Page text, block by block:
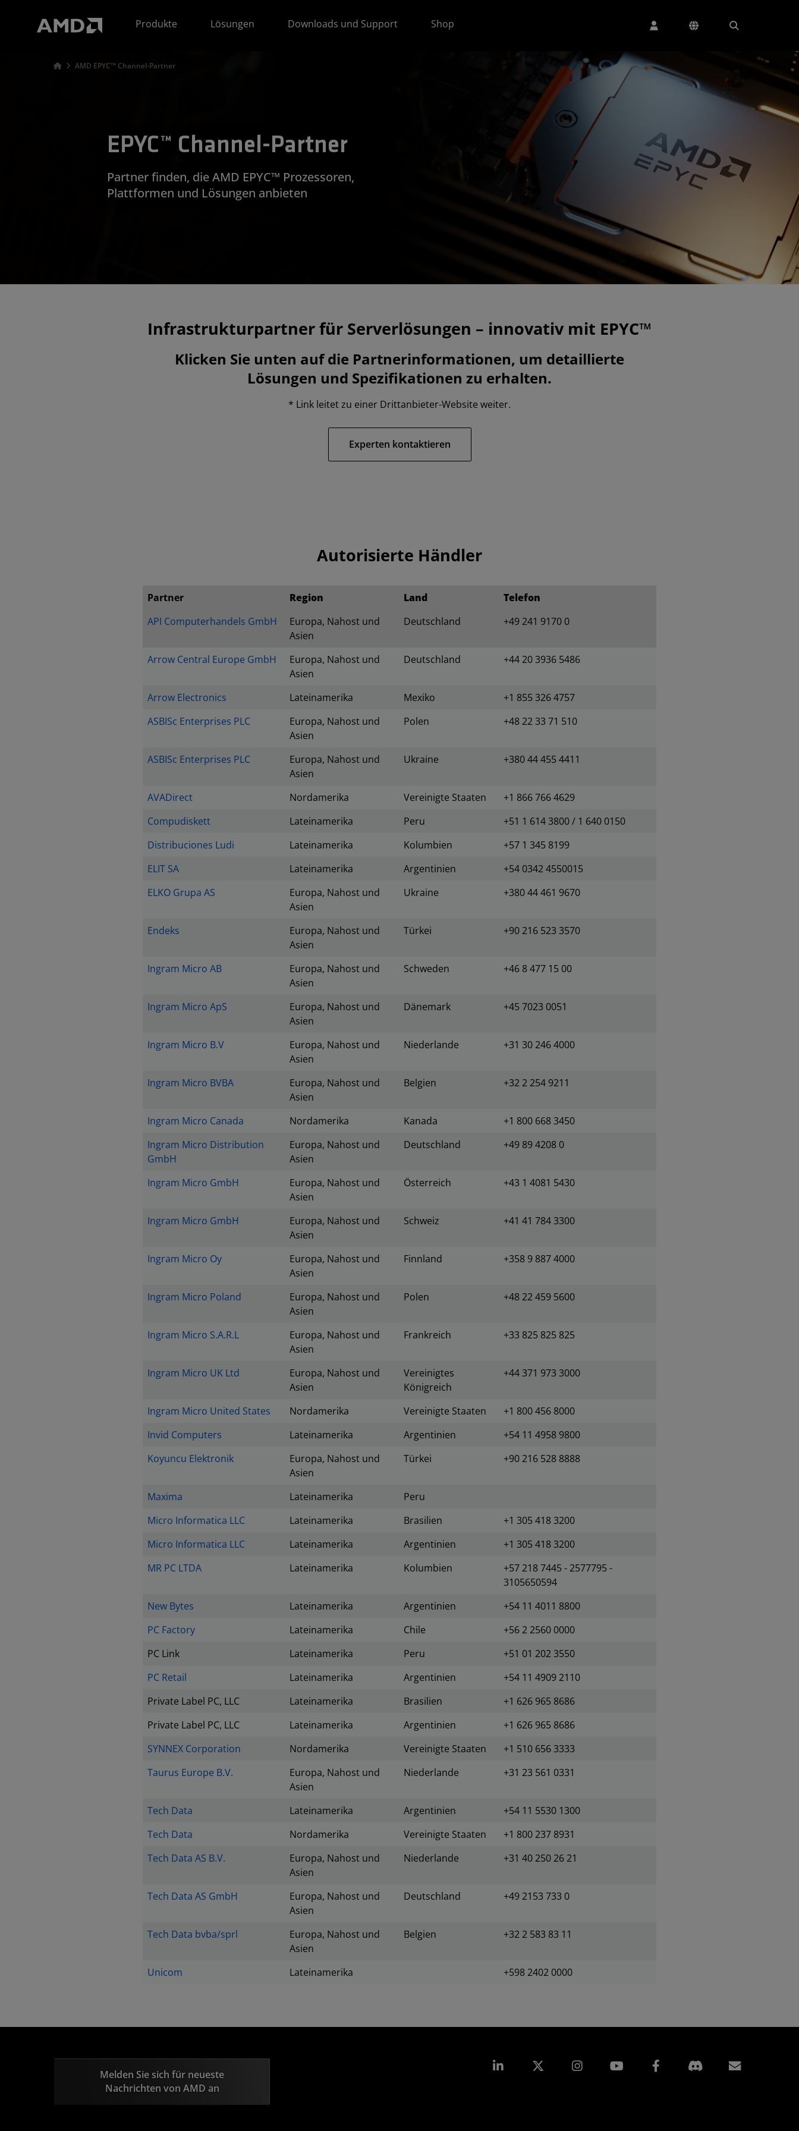
Produkte
Lösungen Downloads und Support Shop
AMD EPYC™ Channel-Partner
EPYC™ Channel-Partner
Partner finden, die AMD EPYC™ Prozessoren,
Plattformen und Lösungen anbieten
Infrastrukturpartner für Serverlösungen – innovativ mit EPYC™
Klicken Sie unten auf die Partnerinformationen, um detaillierte
Lösungen und Spezifikationen zu erhalten.
* Link leitet zu einer Drittanbieter-Website weiter.
Experten kontaktieren
Autorisierte Händler
Partner Region Land
Telefon
API Computerhandels GmbH
Europa, Nahost und
Asien
Deutschland +49 241 9170 0
Arrow Central Europe GmbH
Europa, Nahost und
Asien
Deutschland +44 20 3936 5486
Arrow Electronics Lateinamerika Mexiko
+1 855 326 4757
ASBISc Enterprises PLC
Europa, Nahost und
Asien
Polen +48 22 33 71 510
ASBISc Enterprises PLC
Europa, Nahost und
Asien
Ukraine +380 44 455 4411
AVADirect Nordamerika Vereinigte Staaten
+1 866 766 4629
Compudiskett
Lateinamerika Peru
+51 1 614 3800 / 1 640 0150
Distribuciones Ludi
Lateinamerika Kolumbien
+57 1 345 8199
ELIT SA
Lateinamerika Argentinien
+54 0342 4550015
ELKO Grupa AS
Europa, Nahost und
Asien
Ukraine +380 44 461 9670
Endeks
Europa, Nahost und
Asien
Türkei +90 216 523 3570
Ingram Micro AB
Europa, Nahost und
Asien
Schweden +46 8 477 15 00
Ingram Micro ApS
Europa, Nahost und
Asien
Dänemark +45 7023 0051
Ingram Micro B.V
Europa, Nahost und
Asien
Niederlande +31 30 246 4000
Ingram Micro BVBA
Europa, Nahost und
Asien
Belgien +32 2 254 9211
Ingram Micro Canada Nordamerika Kanada
+1 800 668 3450
Ingram Micro Distribution
GmbH
Europa, Nahost und
Asien
Deutschland +49 89 4208 0
Ingram Micro GmbH
Europa, Nahost und
Asien
Österreich +43 1 4081 5430
Ingram Micro GmbH
Europa, Nahost und
Asien
Schweiz +41 41 784 3300
Ingram Micro Oy
Europa, Nahost und
Asien
Finnland +358 9 887 4000
Ingram Micro Poland
Europa, Nahost und
Asien
Polen +48 22 459 5600
Ingram Micro S.A.R.L
Europa, Nahost und
Asien
Frankreich +33 825 825 825
Ingram Micro UK Ltd
Europa, Nahost und
Asien
Vereinigtes
Königreich
+44 371 973 3000
Ingram Micro United States Nordamerika Vereinigte Staaten
+1 800 456 8000
Invid Computers
Lateinamerika Argentinien
+54 11 4958 9800
Koyuncu Elektronik
Europa, Nahost und
Asien
Türkei +90 216 528 8888
Maxima Lateinamerika
Peru
Micro Informatica LLC
Lateinamerika Brasilien
+1 305 418 3200
Micro Informatica LLC
Lateinamerika Argentinien
+1 305 418 3200
MR PC LTDA
Lateinamerika Kolumbien
+57 218 7445 - 2577795 -
3105650594
New Bytes
Lateinamerika Argentinien
+54 11 4011 8800
PC Factory
Lateinamerika Chile
+56 2 2560 0000
PC Link
Lateinamerika Peru
+51 01 202 3550
PC Retail
Lateinamerika Argentinien
+54 11 4909 2110
Private Label PC, LLC
Lateinamerika Brasilien
+1 626 965 8686
Private Label PC, LLC
Lateinamerika Argentinien
+1 626 965 8686
SYNNEX Corporation
Nordamerika Vereinigte Staaten
+1 510 656 3333
Taurus Europe B.V.
Europa, Nahost und
Asien
Niederlande +31 23 561 0331
Tech Data Lateinamerika Argentinien
+54 11 5530 1300
Tech Data
Nordamerika Vereinigte Staaten
+1 800 237 8931
Tech Data AS B.V.
Europa, Nahost und
Asien
Niederlande +31 40 250 26 21
Tech Data AS GmbH
Europa, Nahost und
Asien
Deutschland +49 2153 733 0
Tech Data bvba/sprl
Europa, Nahost und
Asien
Belgien +32 2 583 83 11
Unicom Lateinamerika +598 2402 0000
Melden Sie sich für neueste
Nachrichten von AMD an
LinkedIn Instagram Facebook